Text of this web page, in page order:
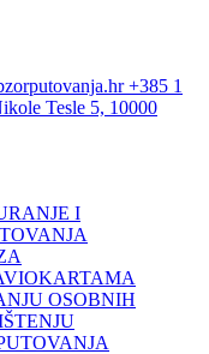
+385 1
Tesle 5, 10000
I
OSOBNIH